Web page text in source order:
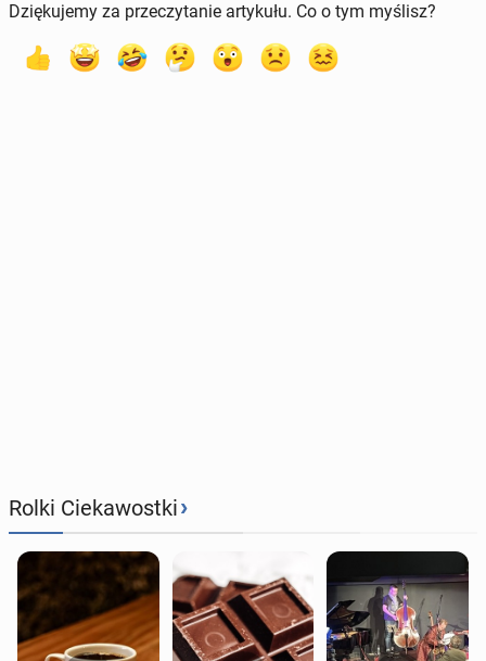
Dziękujemy za przeczytanie artykułu. Co o tym myślisz?
Rolki Ciekawostki›